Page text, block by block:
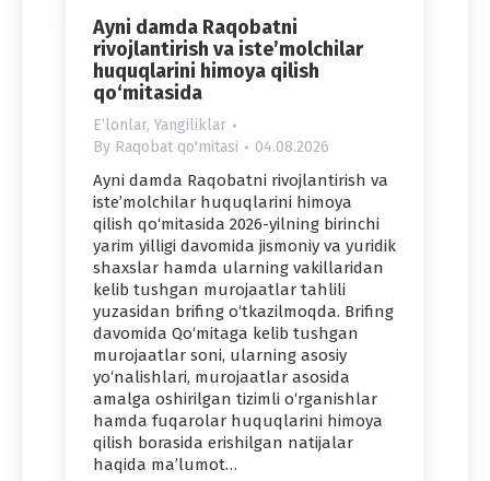
Ayni damda Raqobatni
rivojlantirish va iste’molchilar
huquqlarini himoya qilish
qo‘mitasida
Eʼlonlar, Yangiliklar
By Raqobat qo'mitasi 04.08.2026
Ayni damda Raqobatni rivojlantirish va
iste’molchilar huquqlarini himoya
qilish qo‘mitasida 2026-yilning birinchi
yarim yilligi davomida jismoniy va yuridik
shaxslar hamda ularning vakillaridan
kelib tushgan murojaatlar tahlili
yuzasidan brifing o‘tkazilmoqda. Brifing
davomida Qo‘mitaga kelib tushgan
murojaatlar soni, ularning asosiy
yo‘nalishlari, murojaatlar asosida
amalga oshirilgan tizimli o‘rganishlar
hamda fuqarolar huquqlarini himoya
qilish borasida erishilgan natijalar
haqida ma’lumot…